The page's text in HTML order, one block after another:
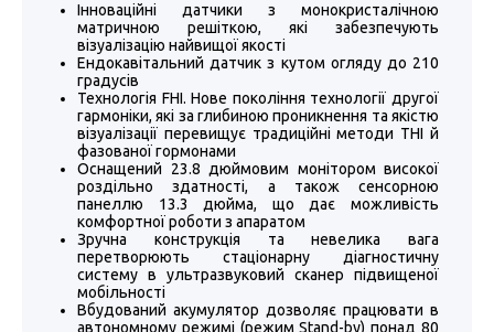
Інноваційні датчики з монокристалічною
матричною решіткою, які забезпечують
візуалізацію найвищої якості
Ендокавітальний датчик з кутом огляду до 210
градусів
Технологія FHI. Нове покоління технології другої
гармоніки, які за глибиною проникнення та якістю
візуалізації перевищує традиційні методи ТHI й
фазованої гормонами
Оснащений 23.8 дюймовим монітором високої
роздільно здатності, а також сенсорною
панеллю 13.3 дюйма, що дає можливість
комфортної роботи з апаратом
Зручна конструкція та невелика вага
перетворюють стаціонарну діагностичну
систему в ультразвуковий сканер підвищеної
мобільності
Вбудований акумулятор дозволяє працювати в
автономному режимі (режим Stand-by) понад 80